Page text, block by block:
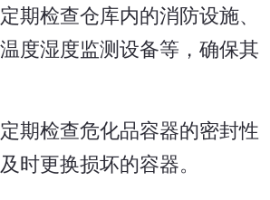
定期检查仓库内的消防设施、
度湿度监测设备等，确保其
定期检查危化品容器的密封性
时更换损坏的容器。